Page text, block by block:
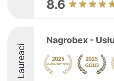
8.6
Laureaci
Nagrobex -